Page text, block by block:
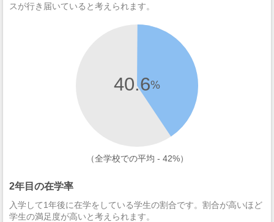
スが行き届いていると考えられます。
40.6%
（全学校での平均 - 42%）
2年目の在学率
入学して1年後に在学をしている学生の割合です。割合が高いほど
学生の満足度が高いと考えられます。